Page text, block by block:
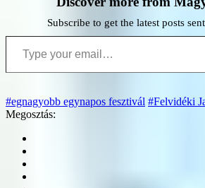
Subscribe to get the latest posts
Type your email…
#egnagyobb egynapos fesztivál #Felvidéki
Megosztás: